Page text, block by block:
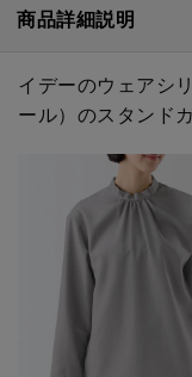
商品詳細説明
イデーのウェアシ
ール）のスタンド